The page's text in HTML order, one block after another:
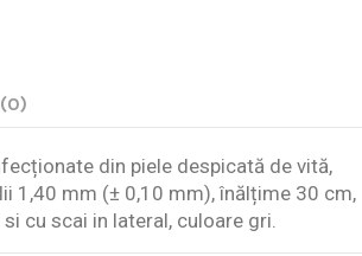
(0)
din piele despicată de vită,
1,40 mm (± 0,10 mm), înălțime 30 cm,
cu scai in lateral, culoare gri.